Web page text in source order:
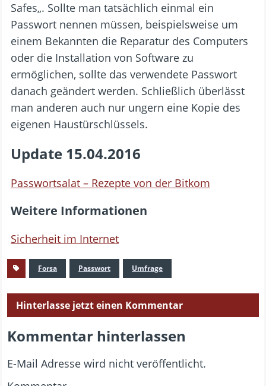
Safes„. Sollte man tatsächlich einmal ein
Passwort nennen müssen, beispielsweise um
einem Bekannten die Reparatur des Computers
oder die Installation von Software zu
ermöglichen, sollte das verwendete Passwort
danach geändert werden. Schließlich überlässt
man anderen auch nur ungern eine Kopie des
eigenen Haustürschlüssels.
Update 15.04.2016
Passwortsalat – Rezepte von der Bitkom
Weitere Informationen
Sicherheit im Internet
Forsa Passwort Umfrage
Hinterlasse jetzt einen Kommentar
Kommentar hinterlassen
E-Mail Adresse wird nicht veröffentlicht.